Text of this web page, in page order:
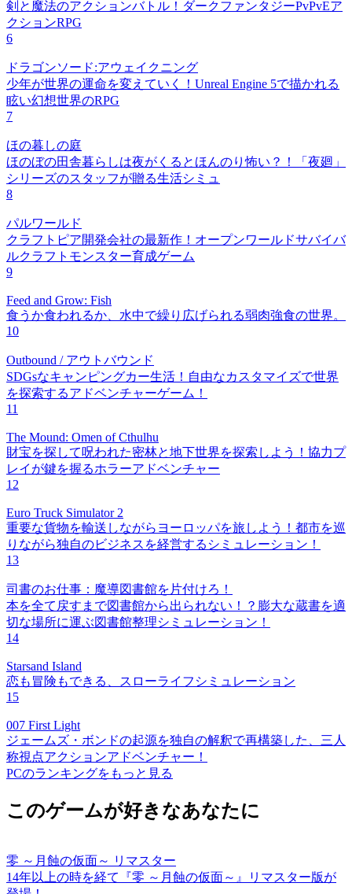
剣と魔法のアクションバトル！ダークファンタジーPvPvEア
クションRPG
6
ドラゴンソード:アウェイクニング
少年が世界の運命を変えていく！Unreal Engine 5で描かれる
眩い幻想世界のRPG
7
ほの暮しの庭
ほのぼの田舎暮らしは夜がくるとほんのり怖い？！「夜廻」
シリーズのスタッフが贈る生活シミュ
8
パルワールド
クラフトピア開発会社の最新作！オープンワールドサバイバ
ルクラフトモンスター育成ゲーム
9
Feed and Grow: Fish
食うか食われるか、水中で繰り広げられる弱肉強食の世界。
10
Outbound / アウトバウンド
SDGsなキャンピングカー生活！自由なカスタマイズで世界
を探索するアドベンチャーゲーム！
11
The Mound: Omen of Cthulhu
財宝を探して呪われた密林と地下世界を探索しよう！協力プ
レイが鍵を握るホラーアドベンチャー
12
Euro Truck Simulator 2
重要な貨物を輸送しながらヨーロッパを旅しよう！都市を巡
りながら独自のビジネスを経営するシミュレーション！
13
司書のお仕事：魔導図書館を片付けろ！
本を全て戻すまで図書館から出られない！？膨大な蔵書を適
切な場所に運ぶ図書館整理シミュレーション！
14
Starsand Island
恋も冒険もできる、スローライフシミュレーション
15
007 First Light
ジェームズ・ボンドの起源を独自の解釈で再構築した、三人
称視点アクションアドベンチャー！
PCのランキングをもっと見る
このゲームが好きなあなたに
零 ～月蝕の仮面～ リマスター
14年以上の時を経て『零 ～月蝕の仮面～』リマスター版が